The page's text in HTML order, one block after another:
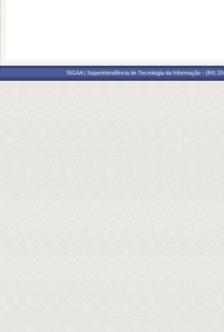
SIGAA | Superintendência de Tecnologia da Informação - (84)